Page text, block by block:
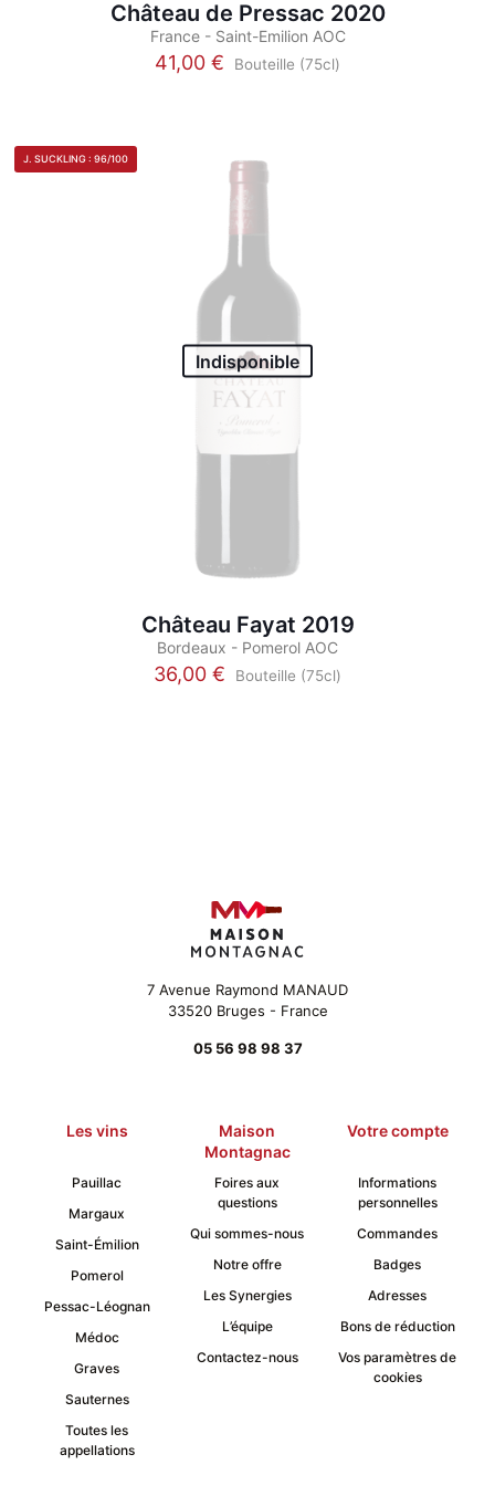
Château de Pressac 2020
France - Saint-Emilion AOC
41,00 €
Bouteille (75cl)
être
choisies
page
du
J. SUCKLING : 96/100
Indisponible
Château Fayat 2019
Bordeaux - Pomerol AOC
36,00 €
Bouteille (75cl)
sur
la
page
produit
7 Avenue Raymond MANAUD
33520 Bruges - France
05 56 98 98 37
Les vins
Maison
Montagnac
Votre compte
Pauillac
Margaux
Saint-Émilion
Pomerol
Pessac-Léognan
Médoc
Graves
Sauternes
Toutes les
appellations
Foires aux
questions
Qui sommes-nous
Notre offre
Les Synergies
L’équipe
Contactez-nous
Informations
personnelles
Commandes
Badges
Adresses
Bons de réduction
Vos paramètres de
cookies